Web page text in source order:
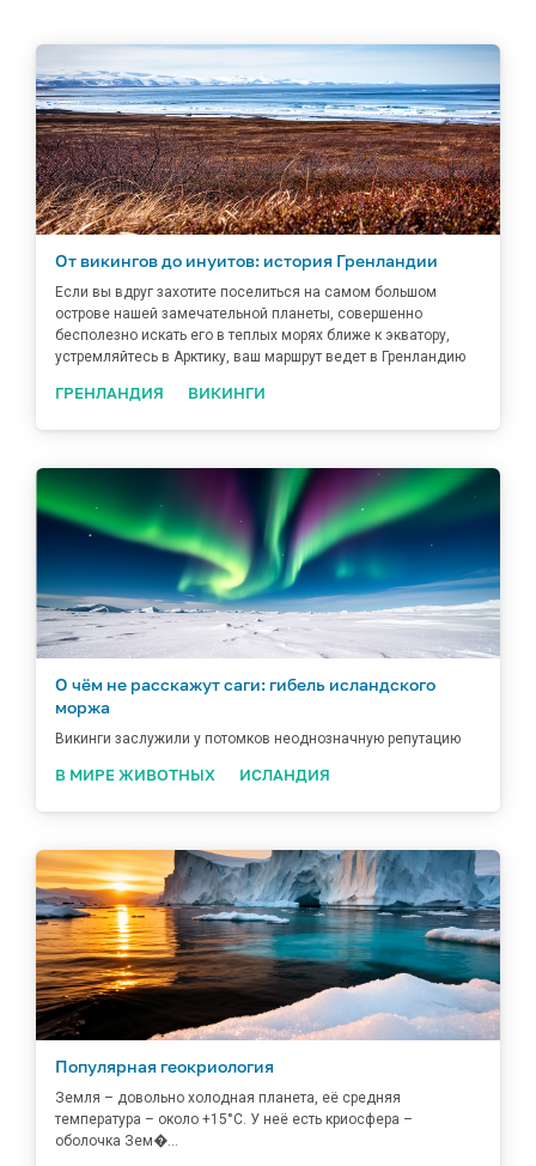
От викингов до инуитов: история Гренландии
Если вы вдруг захотите поселиться на самом большом
острове нашей замечательной планеты, совершенно
бесполезно искать его в теплых морях ближе к экватору,
устремляйтесь в Арктику, ваш маршрут ведет в Гренландию
ГРЕНЛАНДИЯ ВИКИНГИ
О чём не расскажут саги: гибель исландского
моржа
Викинги заслужили у потомков неоднозначную репутацию
В МИРЕ ЖИВОТНЫХ ИСЛАНДИЯ
Популярная геокриология
Земля – довольно холодная планета, её средняя
температура – около +15°С. У неё есть криосфера –
оболочка Зем�...